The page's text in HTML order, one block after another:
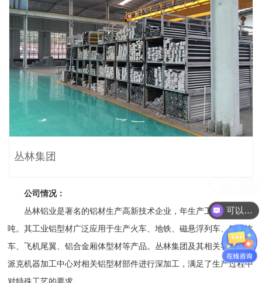
丛林集团
公司情况：
丛林铝业是著名的铝材生产高新技术企业，年生产工业型材10万
吨。其工业铝型材广泛应用于生产火车、地铁、磁悬浮列车、箱式汽
车、飞机尾翼、铝合金厢体型材等产品。丛林集团及其相关客户使用
派克机器加工中心对相关铝型材部件进行深加工，满足了生产过程中
可以介绍下你们的产品么？